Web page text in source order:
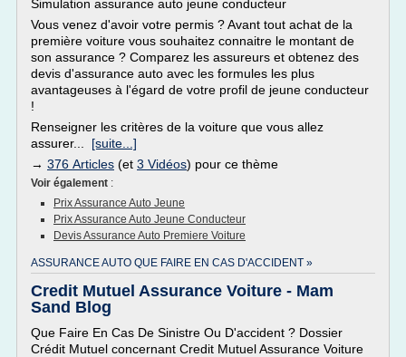
Simulation assurance auto jeune conducteur
Vous venez d'avoir votre permis ? Avant tout achat de la
première voiture vous souhaitez connaitre le montant de
son assurance ? Comparez les assureurs et obtenez des
devis d'assurance auto avec les formules les plus
avantageuses à l'égard de votre profil de jeune conducteur
!
Renseigner les critères de la voiture que vous allez
assurer... [suite...]
→ 376 Articles (et 3 Vidéos) pour ce thème
Voir également :
Prix Assurance Auto Jeune
Prix Assurance Auto Jeune Conducteur
Devis Assurance Auto Premiere Voiture
ASSURANCE AUTO QUE FAIRE EN CAS D'ACCIDENT »
Credit Mutuel Assurance Voiture - Mam
Sand Blog
Que Faire En Cas De Sinistre Ou D'accident ? Dossier
Crédit Mutuel concernant Credit Mutuel Assurance Voiture